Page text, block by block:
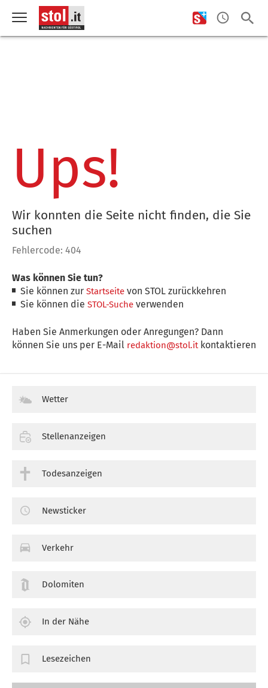
Ups!
Wir konnten die Seite nicht finden, die Sie
suchen
Fehlercode: 404
Was können Sie tun?
Sie können zurStartseite von STOL zurückkehren
Sie können dieSTOL-Suche verwenden
Haben Sie Anmerkungen oder Anregungen? Dann
können Sie uns per E-Mail redaktion@stol.itkontaktieren
Wetter
Stellenanzeigen
Todesanzeigen
Newsticker
Verkehr
Dolomiten
In der Nähe
Lesezeichen